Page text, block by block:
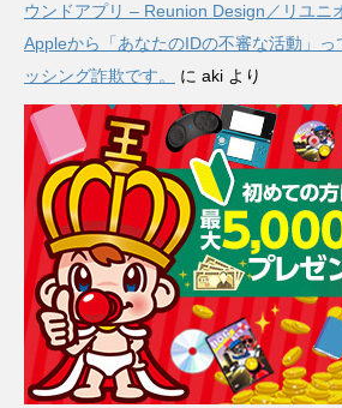
ウンドアプリ – Reunion Design／リユニ
Appleから「あなたのIDの不審な活動」っ
ッシング詐欺です。
に aki より